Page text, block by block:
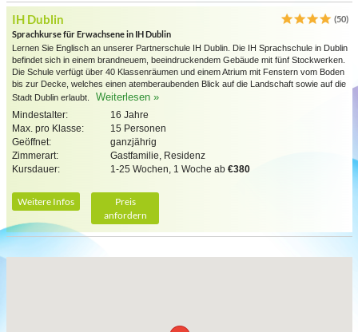
IH Dublin
(50)
Sprachkurse für Erwachsene in IH Dublin
Lernen Sie Englisch an unserer Partnerschule IH Dublin. Die IH Sprachschule in Dublin
befindet sich in einem brandneuem, beeindruckendem Gebäude mit fünf Stockwerken.
Die Schule verfügt über 40 Klassenräumen und einem Atrium mit Fenstern vom Boden
bis zur Decke, welches einen atemberaubenden Blick auf die Landschaft sowie auf die
Stadt Dublin erlaubt.
Weiterlesen »
Mindestalter:
16 Jahre
Max. pro Klasse:
15 Personen
Geöffnet:
ganzjährig
Zimmerart:
Gastfamilie, Residenz
Kursdauer:
1-25 Wochen, 1 Woche ab €380
Weitere Infos
Preis
anfordern